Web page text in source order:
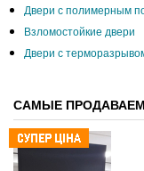
Двери с полимерным
Взломостойкие двери
Двери с
САМЫЕ